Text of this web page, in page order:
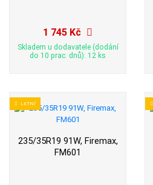
1 745 Kč
Skladem u dodavatele (dodání
do 10 prac. dnů): 12 ks
LETNÍ
235/35R19 91W, Firemax,
FM601